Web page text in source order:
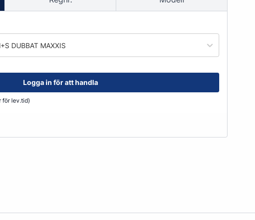
order@kransensgummi.se
Till kundservice
DUBBAT MAXXIS
Logga in för att handla
för lev.tid)